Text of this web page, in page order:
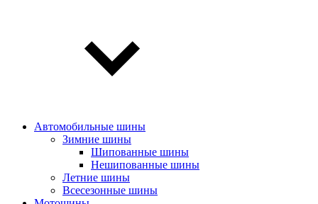
Автомобильные шины
Зимние шины
Шипованные шины
Нешипованные шины
Летние шины
Всесезонные шины